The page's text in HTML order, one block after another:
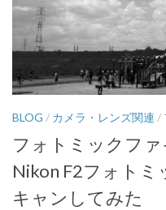
BLOG / カメラ・レンズ関連 /
フォトミックフ
Nikon F2フォトミ
キャンしてみた